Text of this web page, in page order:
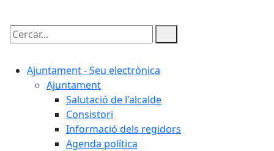
Cercar:
Ajuntament - Seu electrònica
Ajuntament
Salutació de l'alcalde
Consistori
Informació dels regidors
Agenda política